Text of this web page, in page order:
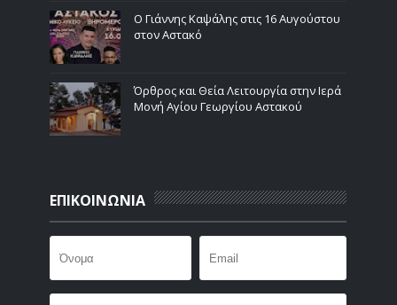
Ο Γιάννης Καψάλης στις 16 Αυγούστου
στον Αστακό
Όρθρος και Θεία Λειτουργία στην Ιερά
Μονή Αγίου Γεωργίου Αστακού
ΕΠΙΚΟΙΝΩΝΙΑ